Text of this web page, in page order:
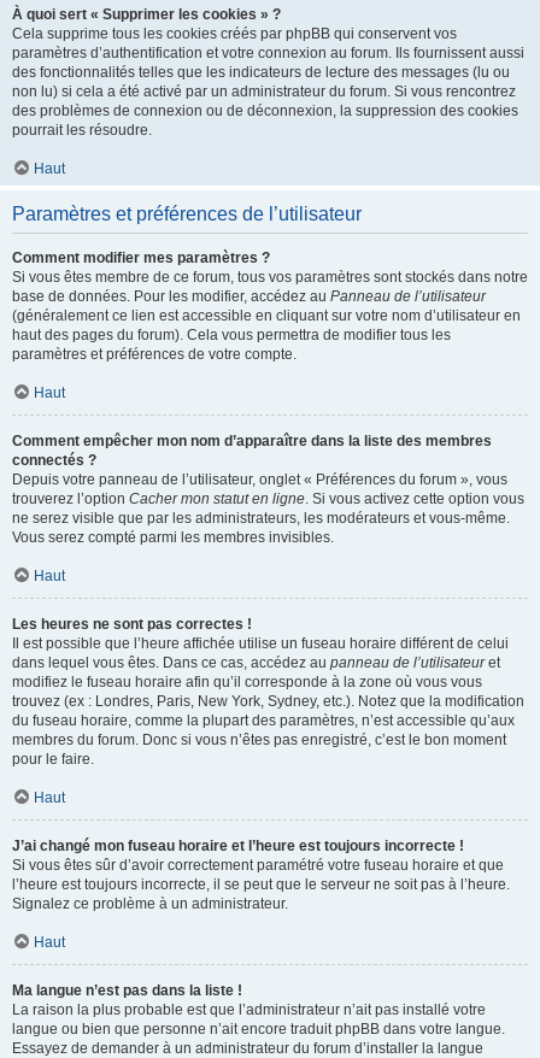
À quoi sert « Supprimer les cookies » ?
Cela supprime tous les cookies créés par phpBB qui conservent vos
paramètres d’authentification et votre connexion au forum. Ils fournissent aussi
des fonctionnalités telles que les indicateurs de lecture des messages (lu ou
non lu) si cela a été activé par un administrateur du forum. Si vous rencontrez
des problèmes de connexion ou de déconnexion, la suppression des cookies
pourrait les résoudre.
Haut
Paramètres et préférences de l’utilisateur
Comment modifier mes paramètres ?
Si vous êtes membre de ce forum, tous vos paramètres sont stockés dans notre
base de données. Pour les modifier, accédez au Panneau de l’utilisateur
(généralement ce lien est accessible en cliquant sur votre nom d’utilisateur en
haut des pages du forum). Cela vous permettra de modifier tous les
paramètres et préférences de votre compte.
Haut
Comment empêcher mon nom d’apparaître dans la liste des membres
connectés ?
Depuis votre panneau de l’utilisateur, onglet « Préférences du forum », vous
trouverez l’option Cacher mon statut en ligne. Si vous activez cette option vous
ne serez visible que par les administrateurs, les modérateurs et vous-même.
Vous serez compté parmi les membres invisibles.
Haut
Les heures ne sont pas correctes !
Il est possible que l’heure affichée utilise un fuseau horaire différent de celui
dans lequel vous êtes. Dans ce cas, accédez au panneau de l’utilisateuret
modifiez le fuseau horaire afin qu’il corresponde à la zone où vous vous
trouvez (ex : Londres, Paris, New York, Sydney, etc.). Notez que la modification
du fuseau horaire, comme la plupart des paramètres, n’est accessible qu’aux
membres du forum. Donc si vous n’êtes pas enregistré, c’est le bon moment
pour le faire.
Haut
J’ai changé mon fuseau horaire et l’heure est toujours incorrecte !
Si vous êtes sûr d’avoir correctement paramétré votre fuseau horaire et que
l’heure est toujours incorrecte, il se peut que le serveur ne soit pas à l’heure.
Signalez ce problème à un administrateur.
Haut
Ma langue n’est pas dans la liste !
La raison la plus probable est que l’administrateur n’ait pas installé votre
langue ou bien que personne n’ait encore traduit phpBB dans votre langue.
Essayez de demander à un administrateur du forum d’installer la langue